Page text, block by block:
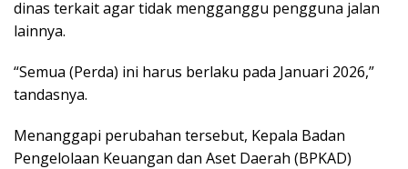
dinas terkait agar tidak mengganggu pengguna jalan
lainnya.
“Semua (Perda) ini harus berlaku pada Januari 2026,”
tandasnya.
Menanggapi perubahan tersebut, Kepala Badan
Pengelolaan Keuangan dan Aset Daerah (BPKAD)